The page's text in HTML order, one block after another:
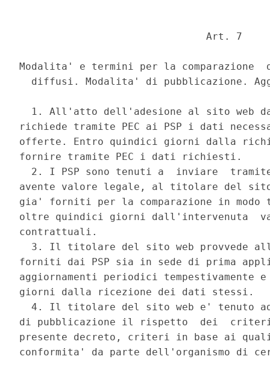
                               Art. 7
Modalita' e termini per la
diffusi. Modalita' di pubblicazione.
1. All'atto dell'adesione al sito web
richiede tramite PEC ai PSP i dati
offerte. Entro quindici giorni dalla
fornire tramite PEC i dati richiesti.
2. I PSP sono tenuti a  inviare
avente valore legale, al titolare del
gia' forniti per la comparazione in modo
oltre quindici giorni dall'intervenuta
contrattuali.
3. Il titolare del sito web provvede
forniti dai PSP sia in sede di prima
aggiornamenti periodici tempestivamente
giorni dalla ricezione dei dati stessi.
4. Il titolare del sito web e' tenuto
di pubblicazione il rispetto  dei
presente decreto, criteri in base ai